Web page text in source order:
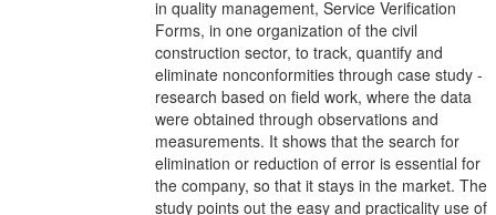
in quality management, Service Verification
Forms, in one organization of the civil
construction sector, to track, quantify and
eliminate nonconformities through case study -
research based on field work, where the data
were obtained through observations and
measurements. It shows that the search for
elimination or reduction of error is essential for
the company, so that it stays in the market. The
study points out the easy and practicality use of